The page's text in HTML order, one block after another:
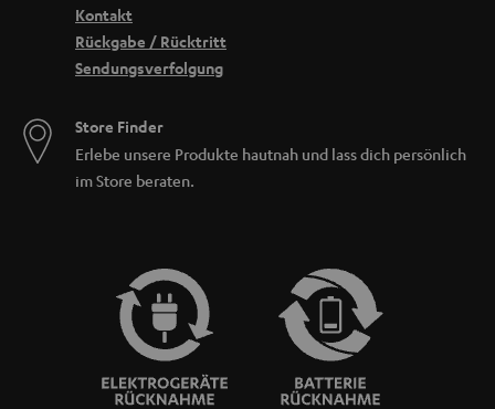
Kontakt
Rückgabe / Rücktritt
Sendungsverfolgung
Store Finder
Erlebe unsere Produkte hautnah und lass dich persönlich
im Store beraten.